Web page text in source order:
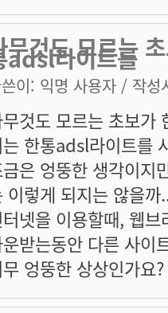
무것도 모르는
adsl라이트를
이: 익명 사용자 / 작성
것도 모르는 초보가
한통adsl라이트를
은 엉뚱한 생각이지
이렇게 되지는 않을까
넷을 이용할때, 웹
운받는동안 다른 사이
엉뚱한 상상인가요?